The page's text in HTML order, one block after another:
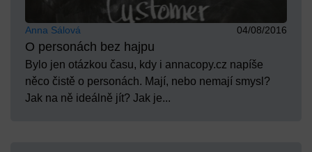
Anna Sálová 04/08/2016
O personách bez hajpu
Bylo jen otázkou času, kdy i annacopy.cz napíše
něco čistě o personách. Mají, nebo nemají smysl?
Jak na ně ideálně jít? Jak je...